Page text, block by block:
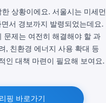
상황이에요. 서울시는 미세먼
면서 경보까지 발령되었는데요.
문제는 여전히 해결해야 할 과
, 친환경 에너지 사용 확대 등
인 대책 마련이 필요해 보여요.
핑 바로가기